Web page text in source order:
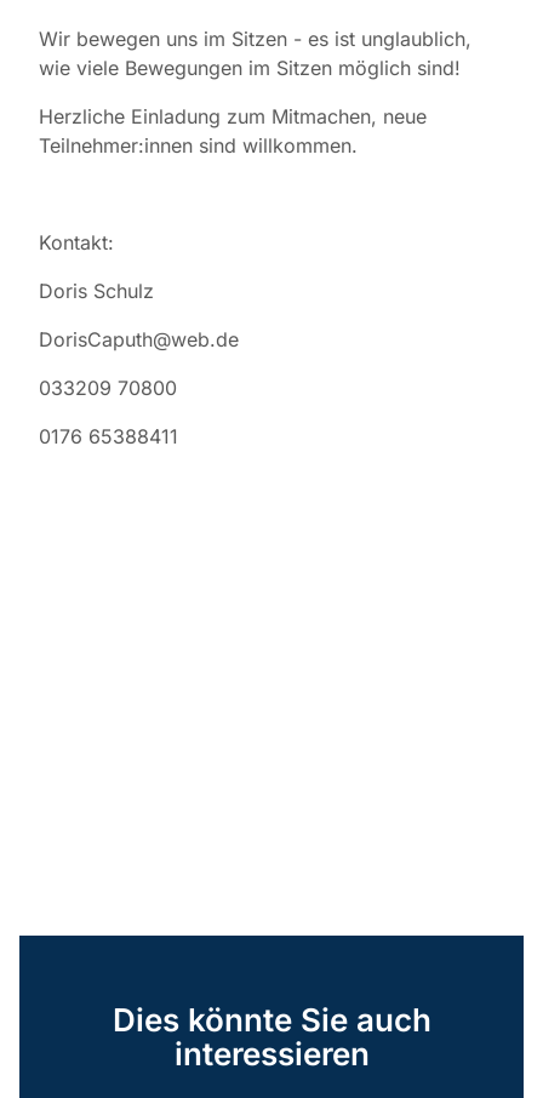
Wir bewegen uns im Sitzen - es ist unglaublich,
wie viele Bewegungen im Sitzen möglich sind!
Herzliche Einladung zum Mitmachen, neue
Teilnehmer:innen sind willkommen.
Kontakt:
Doris Schulz
DorisCaputh@web.de
033209 70800
0176 65388411
Dies könnte Sie auch
interessieren